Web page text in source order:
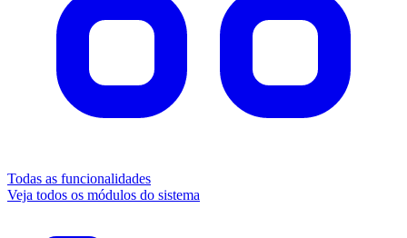
Todas as funcionalidades
Veja todos os módulos do sistema